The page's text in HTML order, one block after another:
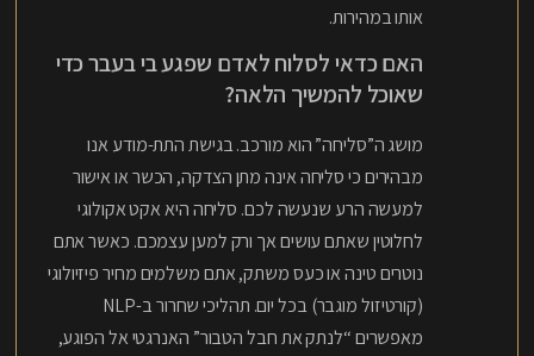
אותו במהירות.
האם כדאי לסלוח לאדם שפגע בי בעבר כדי
שאוכל להמשיך הלאה?
מושג ה”סליחה” הוא מורכב. בגישת התת-מודע אנו
מבהירים כי סליחה אינה מתן הצדקה, הכשר או אישור
למעשה הרע שנעשה לכם. סליחה היא אקט אקולוגי
לחלוטין שאתם עושים אך ורק למען עצמכם. כאשר אתם
נוטרים טינה או כעס משתק, אתם משלמים מחיר פיזיולוגי
(קורטיזול מוגבר) בכל יום. תהליכי שחרור ב-NLP
מאפשרים “לנתק את חבל הטבור” האנרגטי אל הפוגע,